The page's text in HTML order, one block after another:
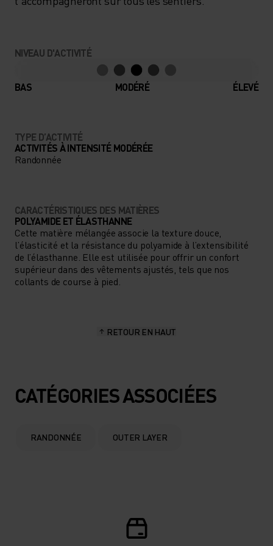
NIVEAU D'ACTIVITÉ
BAS MODÉRÉ ÉLEVÉ
TYPE D’ACTIVITÉ
ACTIVITÉS À INTENSITÉ MODÉRÉE
Randonnée
CARACTÉRISTIQUES DES MATIÈRES
POLYAMIDE ET ÉLASTHANNE
Cette matière mélangée associe la texture douce,
l’élasticité et la résistance du polyamide à l’extensibilité
de l’élasthanne. Elle est utilisée pour offrir un confort
supérieur dans des vêtements ajustés, tels que nos
collants de course à pied.
RETOUR EN HAUT
CATÉGORIES ASSOCIÉES
RANDONNÉE OUTER LAYER